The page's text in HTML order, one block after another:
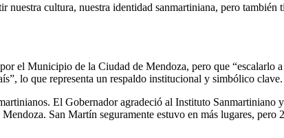
cultura, nuestra identidad sanmartiniana, pero
el Municipio de la Ciudad de Mendoza, pero que
lo que representa un respaldo institucional y simbólico clave.
El Gobernador agradeció al Instituto Sanmartiniano
San Martín seguramente estuvo en más lugares, pero